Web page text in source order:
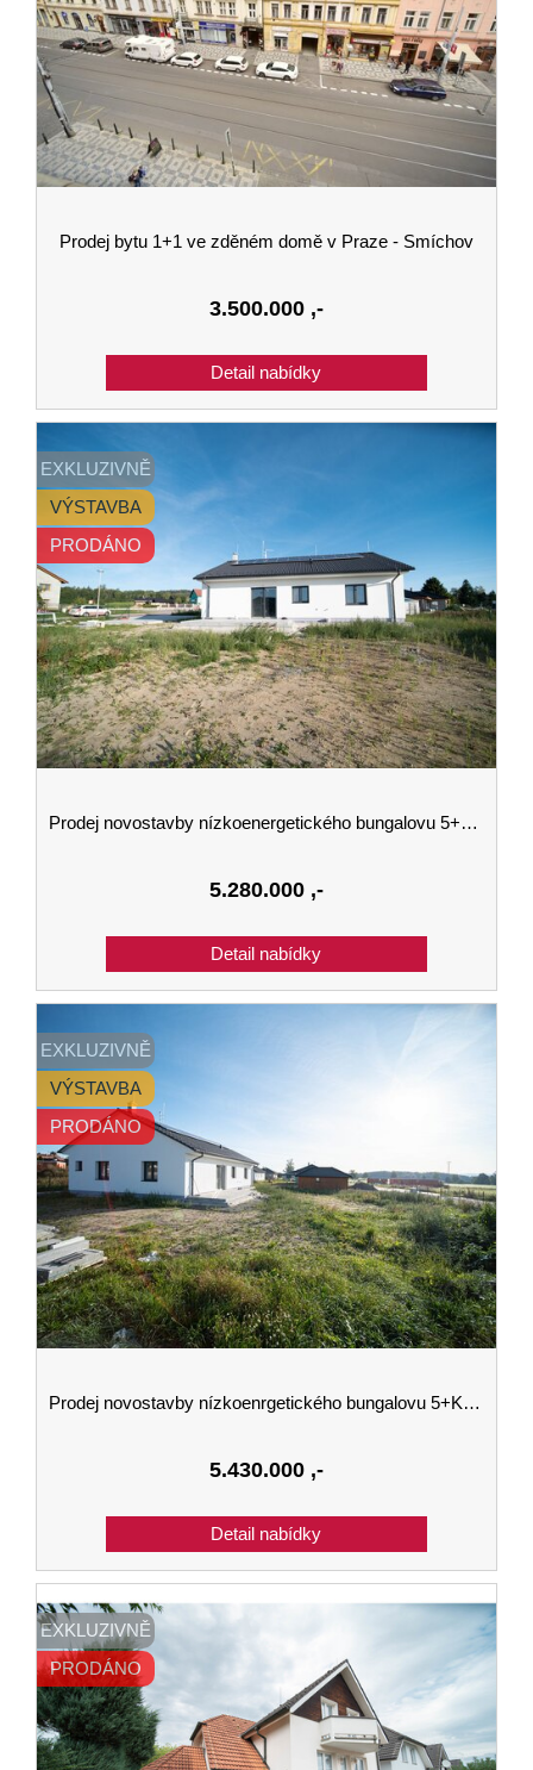
Prodej bytu 1+1 ve zděném domě v Praze - Smíchov
3.500.000 ,-
EXKLUZIVNĚ
VÝSTAVBA
PRODÁNO
Prodej novostavby nízkoenergetického bungalovu 5+KK v Kaplici 143 m2 na pozemku 794 m2.
5.280.000 ,-
EXKLUZIVNĚ
VÝSTAVBA
PRODÁNO
Prodej novostavby nízkoenrgetického bungalovu 5+KK v Kaplici 143 m2 na pozemku 886 m2.
5.430.000 ,-
EXKLUZIVNĚ
PRODÁNO